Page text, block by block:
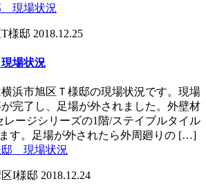
様邸 2018.12.25
場状況
浜市旭区Ｔ様邸の現場状況です。現場
完了し、足場が外されました。外壁材
レージシリーズの1階/ステイブルタイル
す。足場が外されたら外周廻りの […]
区I様邸 2018.12.24